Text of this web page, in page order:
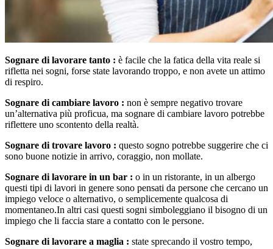
Sognare di lavorare tanto : è facile che la fatica della vita reale si
rifletta nei sogni, forse state lavorando troppo, e non avete un attimo
di respiro.
Sognare di cambiare lavoro : non è sempre negativo trovare
un’alternativa più proficua, ma sognare di cambiare lavoro potrebbe
riflettere uno scontento della realtà.
Sognare di trovare lavoro : questo sogno potrebbe suggerire che ci
sono buone notizie in arrivo, coraggio, non mollate.
Sognare di lavorare in un bar : o in un ristorante, in un albergo
questi tipi di lavori in genere sono pensati da persone che cercano un
impiego veloce o alternativo, o semplicemente qualcosa di
momentaneo.In altri casi questi sogni simboleggiano il bisogno di un
impiego che li faccia stare a contatto con le persone.
Sognare di lavorare a maglia : state sprecando il vostro tempo,